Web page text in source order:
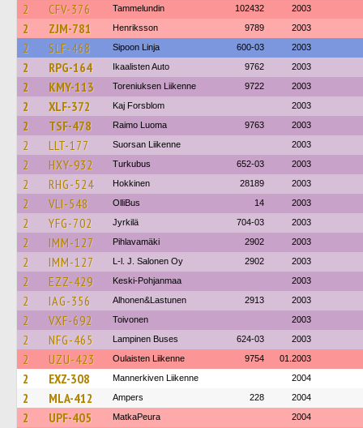
2 CFV-376 Tammelundin 102432 2003
2 ZJM-781 Henriksson 9789 2003
2 SLF-468 Sipoon Linja 600-03 2003
2 RPG-164 Ikaalisten Auto 9762 2003
2 KMY-113 Toreniuksen Liikenne 9722 2003
2 XLF-372 Kaj Forsblom 2003
2 TSF-478 Raimo Luoma 9763 2003
2 LLT-177 Suorsan Liikenne 2003
2 HXY-932 Turkubus 652-03 2003
2 RHG-524 Hokkinen 28189 2003
2 VLI-548 OlliBus 14 2003
2 YFG-702 Jyrkilä 704-03 2003
2 IMM-127 Pihlavamäki 2902 2003
2 IMM-127 L-l. J. Salonen Oy 2902 2003
2 EZZ-429 Keski-Pohjanmaa 2003
2 IAG-356 Alhonen&Lastunen 2913 2003
2 VXF-692 Toivonen 2003
2 NFG-465 Lampinen Buses 624-03 2003
2 UZU-423 Oulaisten Liikenne 9754 01.2003
2 EXZ-308 Mannerkiven Liikenne 2004
2 MLA-412 Ampers 228 2004
2 UPF-405 MatkaPeura 2004